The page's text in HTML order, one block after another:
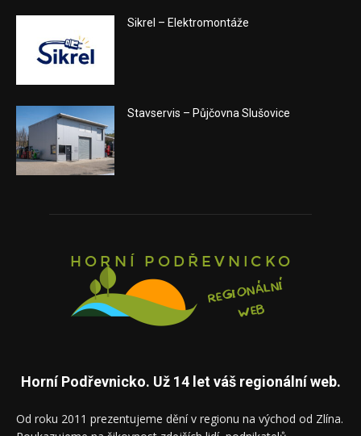
Sikrel – Elektromontáže
Stavservis – Půjčovna Slušovice
Horní Podřevnicko. Už 14 let váš regionální web.
Od roku 2011 prezentujeme dění v regionu na východ od Zlína.